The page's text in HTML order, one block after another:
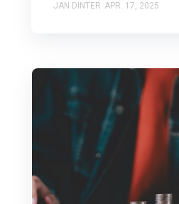
JAN DINTER APR. 17, 2025